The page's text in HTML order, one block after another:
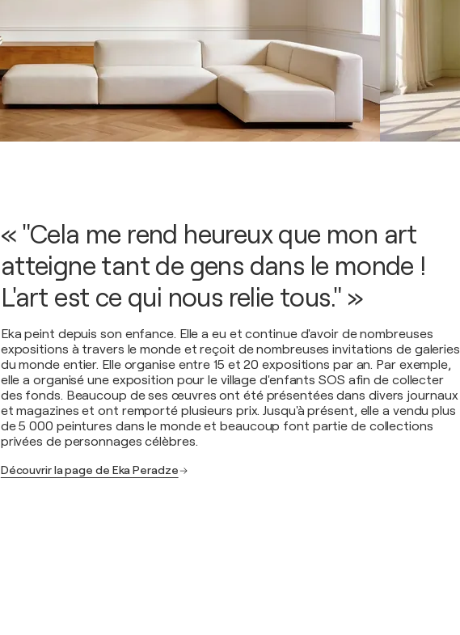
« "Cela me rend heureux que mon art
atteigne tant de gens dans le monde !
L'art est ce qui nous relie tous." »
Eka peint depuis son enfance. Elle a eu et continue d'avoir de nombreuses
expositions à travers le monde et reçoit de nombreuses invitations de galeries
du monde entier. Elle organise entre 15 et 20 expositions par an. Par exemple,
elle a organisé une exposition pour le village d'enfants SOS afin de collecter
des fonds. Beaucoup de ses œuvres ont été présentées dans divers journaux
et magazines et ont remporté plusieurs prix. Jusqu'à présent, elle a vendu plus
de 5 000 peintures dans le monde et beaucoup font partie de collections
privées de personnages célèbres.
Découvrir la page de Eka Peradze